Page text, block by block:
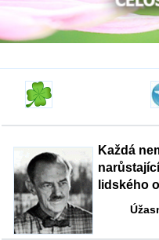
Každá
lidského